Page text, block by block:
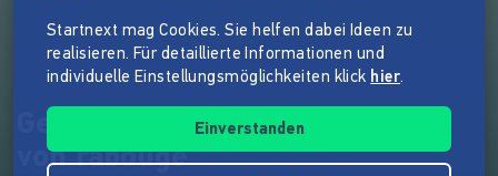
Geh ma fliagn! Das neue Album
von rabouge
Startnext mag Cookies. Sie helfen dabei Ideen zu
realisieren. Für detaillierte Informationen und
individuelle Einstellungsmöglichkeiten klick hier.
Einverstanden